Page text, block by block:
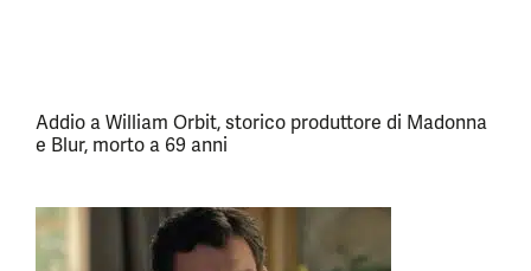
Addio a William Orbit, storico produttore di Madonna
e Blur, morto a 69 anni